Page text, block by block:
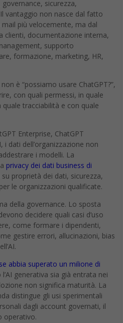
sicurezza,
vantaggio non nasce dal fatto
più velocemente, ma dal
clienti, documentazione interna,
supporto
formazione, marketing, HR,
è “possiamo usare ChatGPT?”,
con quali permessi, in quale
tracciabilità e con quale
Enterprise, ChatGPT
i dati dell’organizzazione non
i modelli. La
privacy dei dati business di
proprietà dei dati, sicurezza,
le organizzazioni qualificate.
della governance. Lo sposta
decidere quali casi d’uso
come formare i dipendenti,
gestire errori, allucinazioni, bias
abbia superato un milione di
generativa sia già entrata nei
non significa maturità. La
distingue gli usi sperimentali
dagli account governati, il
operativo.